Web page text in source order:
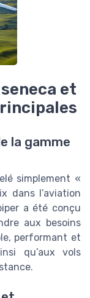
et
la gamme
simplement «
dans l’aviation
a été conçu
aux besoins
performant et
qu’aux vols